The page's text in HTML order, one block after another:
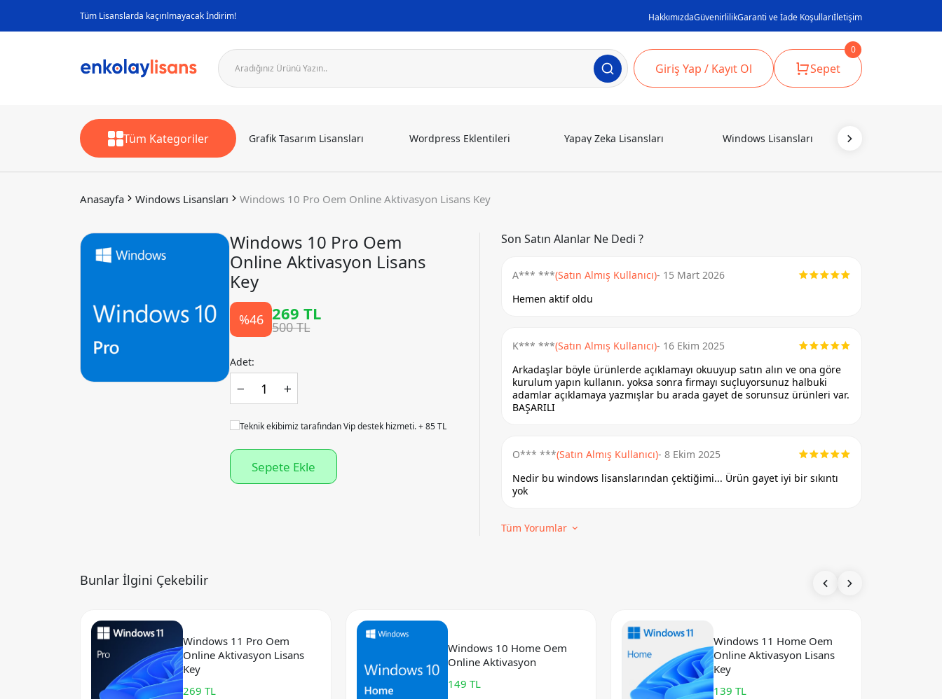
Tüm Lisanslarda kaçırılmayacak İndirim! HakkımızdaGüvenirlilikGaranti ve İade Koşullarıİletişim
Giriş Yap / Kayıt Ol Sepet
0
Tüm Kategoriler Grafik Tasarım Lisansları Wordpress Eklentileri Yapay Zeka Lisansları Windows Lisansları
Anasayfa Windows Lisansları Windows 10 Pro Oem Online Aktivasyon Lisans Key
Windows 10 Pro Oem
Online Aktivasyon Lisans
Key
%46 269 TL
500 TL
Adet:
Teknik ekibimiz tarafından Vip destek hizmeti. + 85 TL
Sepete Ekle
Son Satın Alanlar Ne Dedi ?
A*** ***(Satın Almış Kullanıcı)- 15 Mart 2026
Hemen aktif oldu
K*** ***(Satın Almış Kullanıcı)- 16 Ekim 2025
Arkadaşlar böyle ürünlerde açıklamayı okuuyup satın alın ve ona göre
kurulum yapın kullanın. yoksa sonra firmayı suçluyorsunuz halbuki
adamlar açıklamaya yazmışlar bu arada gayet de sorunsuz ürünleri var.
BAŞARILI
O*** ***(Satın Almış Kullanıcı)- 8 Ekim 2025
Nedir bu windows lisanslarından çektiğimi... Ürün gayet iyi bir sıkıntı
yok
Tüm Yorumlar
Bunlar İlgini Çekebilir
Windows 11 Pro Oem
Online Aktivasyon Lisans
Key
269 TL
Windows 10 Home Oem
Online Aktivasyon
149 TL
Windows 11 Home Oem
Online Aktivasyon Lisans
Key
139 TL